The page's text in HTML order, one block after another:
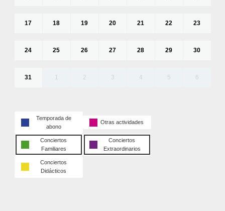
17 18 19 20 21 22 23
24 25 26 27 28 29 30
31 1 2 3 4 5 6
Temporada de
abono
Otras actividades
Conciertos
Familiares
Conciertos
Extraordinarios
Conciertos
Didácticos